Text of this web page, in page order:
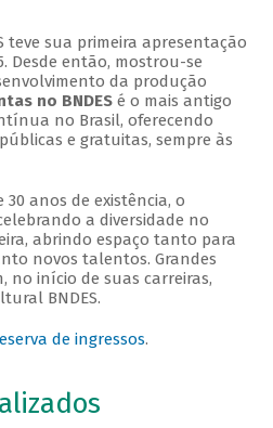
teve sua primeira apresentação
Desde então, mostrou-se
da produção
no BNDESé o mais antigo
no Brasil, oferecendo
e gratuitas, sempre às
anos de existência, o
a diversidade no
abrindo espaço tanto para
novos talentos. Grandes
no início de suas carreiras,
BNDES.
de ingressos.